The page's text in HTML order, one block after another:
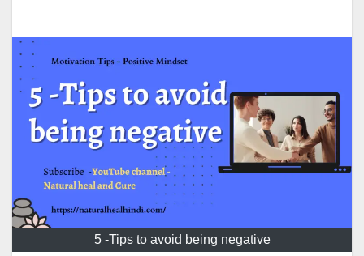
5 -Tips to avoid being negative